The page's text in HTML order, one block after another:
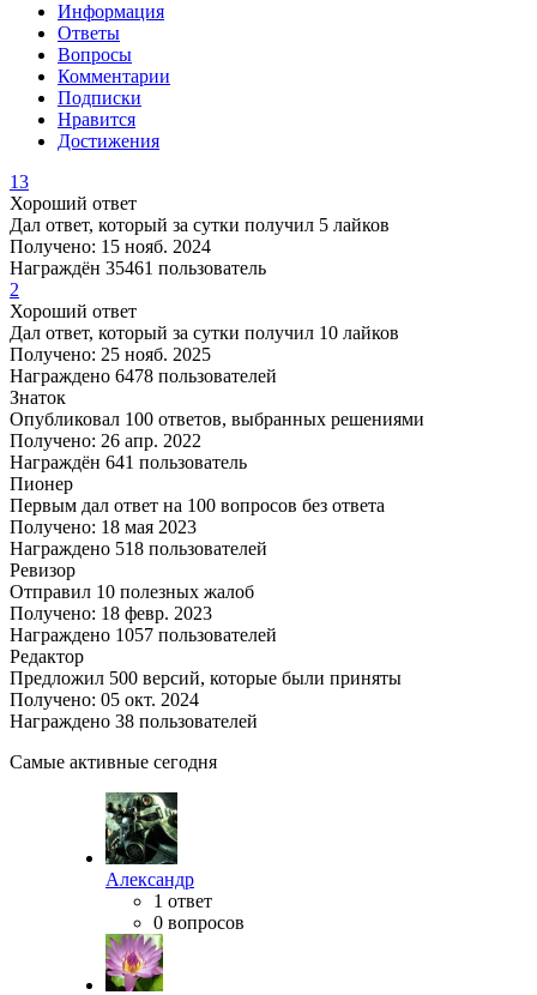
Информация
Ответы
Вопросы
Комментарии
Подписки
Нравится
Достижения
13
Хороший ответ
Дал ответ, который за сутки получил 5 лайков
Получено: 15 нояб. 2024
Награждён 35461 пользователь
2
Хороший ответ
Дал ответ, который за сутки получил 10 лайков
Получено: 25 нояб. 2025
Награждено 6478 пользователей
Знаток
Опубликовал 100 ответов, выбранных решениями
Получено: 26 апр. 2022
Награждён 641 пользователь
Пионер
Первым дал ответ на 100 вопросов без ответа
Получено: 18 мая 2023
Награждено 518 пользователей
Ревизор
Отправил 10 полезных жалоб
Получено: 18 февр. 2023
Награждено 1057 пользователей
Редактор
Предложил 500 версий, которые были приняты
Получено: 05 окт. 2024
Награждено 38 пользователей
Самые активные сегодня
Александр
1 ответ
0 вопросов